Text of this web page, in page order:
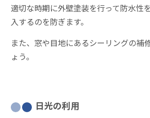
適切な時期に外壁塗装を行って防水性
入するのを防ぎます。
また、窓や目地にあるシーリングの補
ょう。
日光の利用